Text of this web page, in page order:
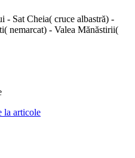
- Sat Cheia( cruce albastră) -
nemarcat) - Valea Mănăstirii(
la articole